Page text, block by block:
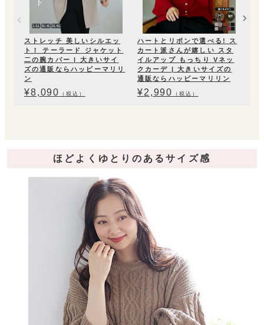
ストレッチ 美しいシルエッ
ト！ テーラード ジャケット
二の腕カバー | 大きいサイ
ズの通販ならハッピーマリリ
ン
¥8,090 （税込）
ハートとリボンで選べる! ス
カート派さんが嬉しい スタ
イルアップ もっちり Vネッ
クカーデ | 大きいサイズの
通販ならハッピーマリリン
¥2,990 （税込）
ほどよくゆとりのあるサイズ感